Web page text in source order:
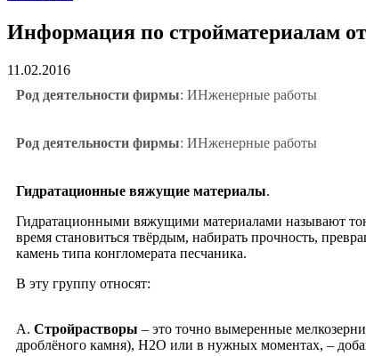
Информация по стройматериалам
11.02.2016
Род деятельности фирмы: ИНженерные работы
Род деятельности фирмы: ИНженерные работы
Гидратационные вяжущие материалы.
Гидратационными вяжущими материалами называют
время становиться твёрдым, набирать прочность,
камень типа конгломерата песчаника.
В эту группу относят:
А. Стройрастворы – это точно вымеренные
дроблёного камня), Н2О или в нужных моментах, –